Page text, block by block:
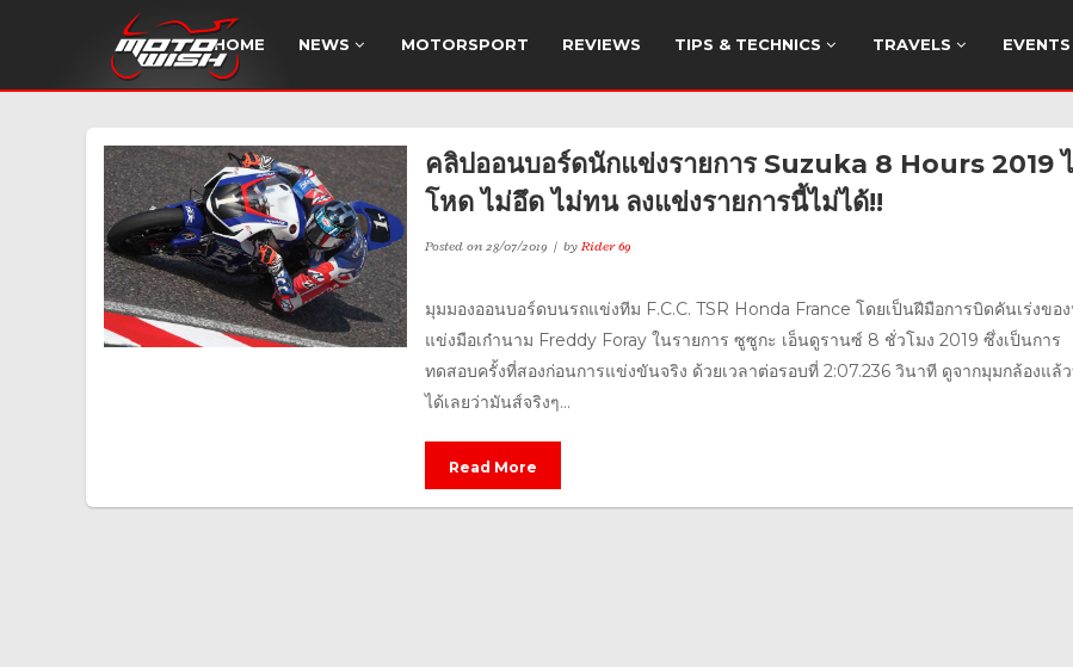
HOME NEWS MOTORSPORT REVIEWS TIPS & TECHNICS TRAVELS EVENTS
คลิปออนบอร์ดนักแข่งรายการ Suzuka 8 Hours 2019
โหด ไม่อึด ไม่ทน ลงแข่งรายการนี้ไม่ได้!!
Posted on28/07/2019 byRider 69
มุมมองออนบอร์ดบนรถแข่งทีม F.C.C. TSR Honda France โดยเป็นฝีมือการบิดคันเร่งขอ
แข่งมือเก๋านาม Freddy Foray ในรายการ ซูซูกะ เอ็นดูรานซ์ 8 ชั่วโมง 2019 ซึ่งเป็นการ
ทดสอบครั้งที่สองก่อนการแข่งขันจริง ด้วยเวลาต่อรอบที่ 2:07.236 วินาที ดูจากมุมกล้องแล้
ได้เลยว่ามันส์จริงๆ...
Read More